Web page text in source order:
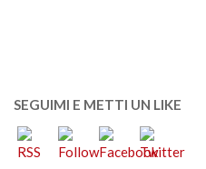
SEGUIMI E METTI UN LIKE